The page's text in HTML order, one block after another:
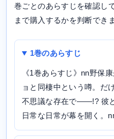
巻ごとのあらすじを確認し
まで購入するかを判断でき
1巻のあらすじ
《1巻あらすじ》nn野保
ョと同棲中という噂。だ
不思議な存在で——!? 彼
日常な日常が幕を開く。